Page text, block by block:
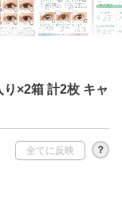
×2箱 計2枚 キャ
全てに反映 ？